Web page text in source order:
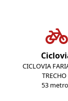
CICLOVIA
TRECHO
53